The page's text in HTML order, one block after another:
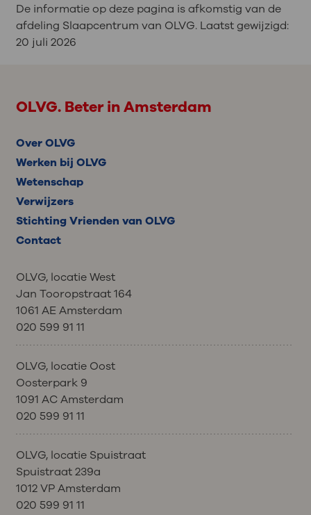
De informatie op deze pagina is afkomstig van de
afdeling Slaapcentrum van OLVG. Laatst gewijzigd:
20 juli 2026
OLVG. Beter in Amsterdam
Over OLVG
Werken bij OLVG
Wetenschap
Verwijzers
Stichting Vrienden van OLVG
Contact
OLVG, locatie West
Jan Tooropstraat 164
1061 AE Amsterdam
020 599 91 11
OLVG, locatie Oost
Oosterpark 9
1091 AC Amsterdam
020 599 91 11
OLVG, locatie Spuistraat
Spuistraat 239a
1012 VP Amsterdam
020 599 91 11